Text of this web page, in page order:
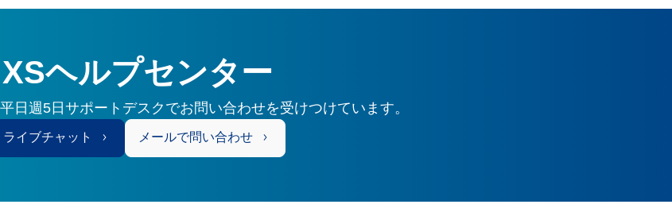
XSヘルプセンター
日週5日サポートデスクでお問い合わせを受けつけています。
ライブチャット メールで問い合わせ